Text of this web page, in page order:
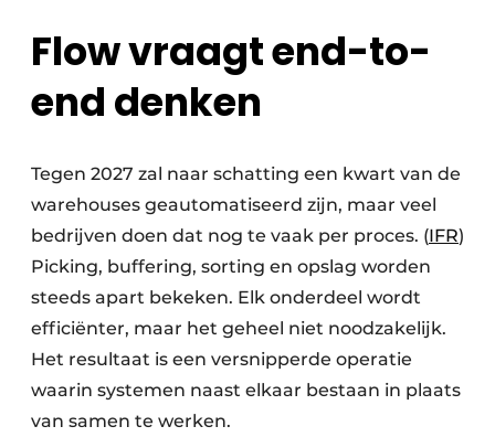
Flow vraagt end-to-
end denken
Tegen 2027 zal naar schatting een kwart van de
warehouses geautomatiseerd zijn, maar veel
bedrijven doen dat nog te vaak per proces. (IFR)
Picking, buffering, sorting en opslag worden
steeds apart bekeken. Elk onderdeel wordt
efficiënter, maar het geheel niet noodzakelijk.
Het resultaat is een versnipperde operatie
waarin systemen naast elkaar bestaan in plaats
van samen te werken.